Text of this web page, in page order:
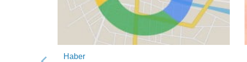
Haber